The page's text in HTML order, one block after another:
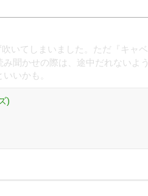
いてしまいました。ただ『キャベ
聞かせの際は、途中だれないよう
いかも。
)